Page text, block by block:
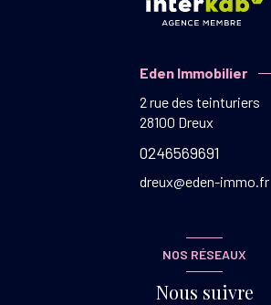
Eden Immobilier
2 rue des teinturiers
28100 Dreux
0246569691
dreux@eden-immo.fr
NOS RÉSEAUX
Nous suivre